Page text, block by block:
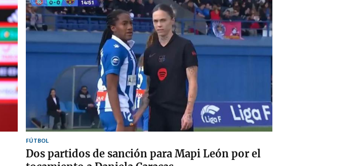
FÚTBOL
Dos partidos de sanción para Mapi León por el